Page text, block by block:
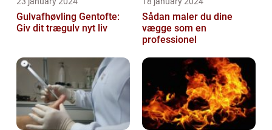
Gulvafhøvling Gentofte:
Giv dit trægulv nyt liv
Sådan maler du dine
vægge som en
professionel